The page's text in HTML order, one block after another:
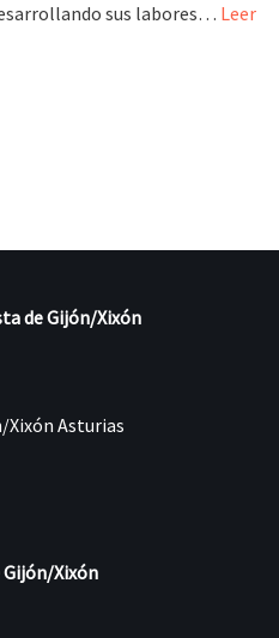
sus labores… Leer
de Gijón/Xixón
Xixón Asturias
Xixón